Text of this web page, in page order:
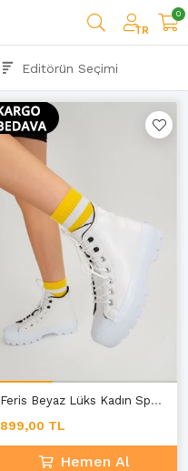
TR
0
Feris Beyaz Lüks Kadın Spor Bot E-4
899,00 TL
Hemen Al